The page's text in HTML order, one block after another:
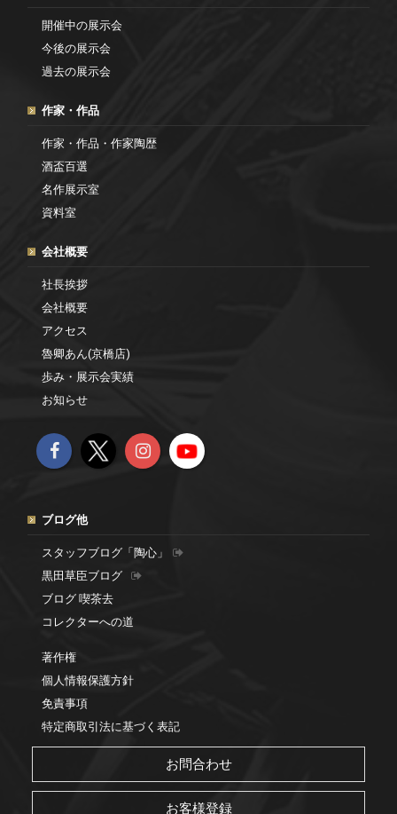
開催中の展示会
今後の展示会
過去の展示会
作家・作品
作家・作品・作家陶歴
酒盃百選
名作展示室
資料室
会社概要
社長挨拶
会社概要
アクセス
魯卿あん(京橋店)
歩み・展示会実績
お知らせ
ブログ他
スタッフブログ「陶心」
黒田草臣ブログ
ブログ 喫茶去
コレクターへの道
著作権
個人情報保護方針
免責事項
特定商取引法に基づく表記
お問合わせ
お客様登録